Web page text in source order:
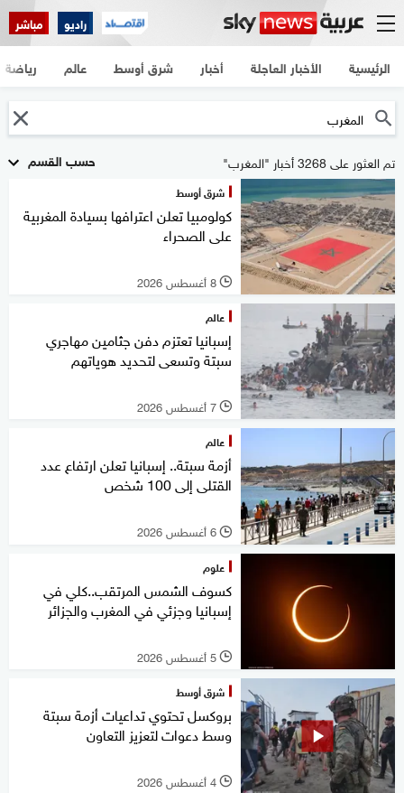
راديو مباشر
الرئيسية الأخبار العاجلة أخبار شرق أوسط عالم رياضة
حسب القسم تم العثور على 3268 أخبار "المغرب"
شرق أوسط
كولومبيا تعلن اعترافها بسيادة المغربية
على الصحراء
l 8 أغسطس 2026
عالم
إسبانيا تعتزم دفن جثامين مهاجري
سبتة وتسعى لتحديد هوياتهم
l 7 أغسطس 2026
عالم
أزمة سبتة.. إسبانيا تعلن ارتفاع عدد
القتلى إلى 100 شخص
l 6 أغسطس 2026
علوم
كسوف الشمس المرتقب..كلي في
إسبانيا وجزئي في المغرب والجزائر
l 5 أغسطس 2026
شرق أوسط
بروكسل تحتوي تداعيات أزمة سبتة
وسط دعوات لتعزيز التعاون
l 4 أغسطس 2026